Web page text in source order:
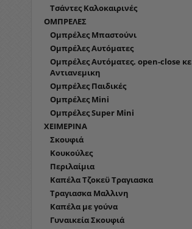
Τσάντες Καλοκαιρινές
ΟΜΠΡΕΛΕΣ
Ομπρέλες Μπαστούνι
Ομπρέλες Αυτόματες
Ομπρέλες Αυτόματες. open-close κε
Αντιανεμικη
Ομπρέλες Παιδικές
Ομπρέλες Mini
Ομπρέλες Super Mini
ΧΕΙΜΕΡΙΝΑ
Σκουφιά
Κουκούλες
Περιλαίμια
Καπέλα Τζοκεϋ Τραγιασκα
Τραγιασκα Μαλλινη
Καπέλα με γούνα
Γυναικεία Σκουφιά